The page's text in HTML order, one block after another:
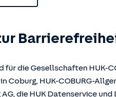
für die Gesellschaften
Coburg, HUK-COBURG-
die HUK Datenservice